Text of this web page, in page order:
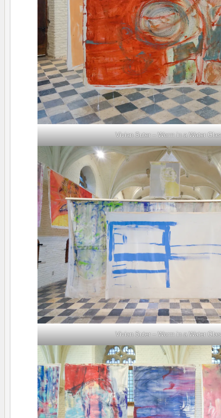
Vivian Suter – Worm in a Water
Vivian Suter – Worm in a Water